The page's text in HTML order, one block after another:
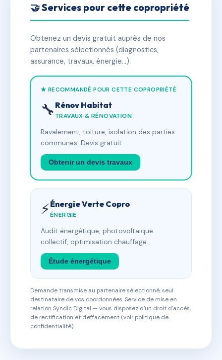
🤝 Services pour cette copropriété
Obtenez un devis gratuit auprès de nos
partenaires sélectionnés (diagnostics,
assurance, travaux, énergie…).
★ RECOMMANDÉ POUR CETTE COPROPRIÉTÉ
🔧 Rénov Habitat
TRAVAUX & RÉNOVATION
Ravalement, toiture, isolation des parties
communes. Devis gratuit.
Obtenir un devis travaux
⚡Énergie Verte Copro
ÉNERGIE
Audit énergétique, photovoltaïque
collectif, optimisation chauffage.
Étude énergétique
Demande transmise au partenaire sélectionné, seul
destinataire de vos coordonnées. Service de mise en
relation Syndic Digital — vous disposez d'un droit d'accès,
de rectification et d'effacement (voir politique de
confidentialité).